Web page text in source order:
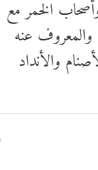
عنه
والأنداد